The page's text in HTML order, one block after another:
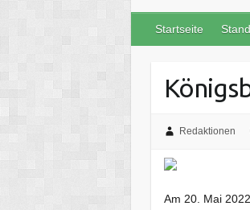
Startseite
Redaktionen
Am 20. Mai